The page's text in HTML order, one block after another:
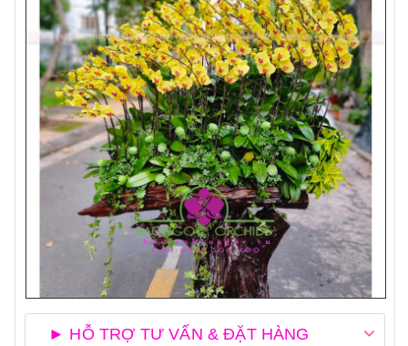
► HỖ TRỢ TƯ VẤN & ĐẶT HÀNG